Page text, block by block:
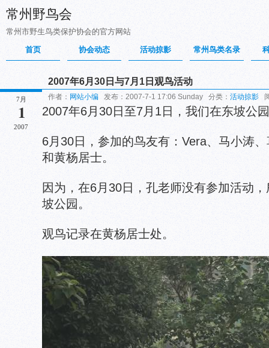
常州野鸟会
常州市野生鸟类保护协会的官方网站
首页
协会动态 活动掠影 常州鸟类名录
7月
1
2007
2007年6月30日与7月1日观鸟活动
作者： 网站小编 发布：2007-7-1 17:06 Sunday 分类： 活动掠影
2007年6月30日至7月1日，我们在东坡公
6月30日，参加的鸟友有：Vera、马小涛
和黄杨居士。
因为，在6月30日，孔老师没有参加活动
坡公园。
观鸟记录在黄杨居士处。